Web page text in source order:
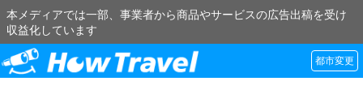
本メディアでは一部、事業者から商品やサービスの広告出稿を受け
収益化しています
都市変更